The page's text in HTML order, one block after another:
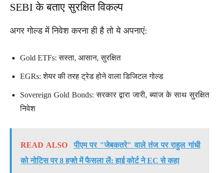
SEBI के बताए सुरक्षित विकल्प
अगर गोल्ड में निवेश करना ही है तो ये अपनाएं:
Gold ETFs: सस्ता, आसान, सुरक्षित
EGRs: शेयर की तरह ट्रेड होने वाला डिजिटल गोल्ड
Sovereign Gold Bonds: सरकार द्वारा जारी, ब्याज के साथ सुरक्षित
निवेश
READ ALSO
पीएम पर "जेबकतरे" वाले तंज पर राहुल गांधी
को नोटिस पर 8 हफ्ते में फैसला लें: हाई कोर्ट ने EC से कहा